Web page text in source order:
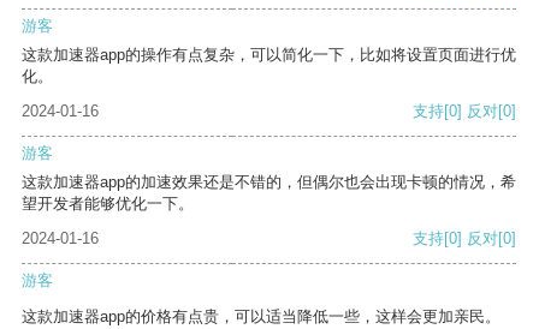
游客
这款加速器app的操作有点复杂，可以简化一下，比如将设置页面进行优
化。
2024-01-16
支持[0] 反对[0]
游客
这款加速器app的加速效果还是不错的，但偶尔也会出现卡顿的情况，希
望开发者能够优化一下。
2024-01-16
支持[0] 反对[0]
游客
这款加速器app的价格有点贵，可以适当降低一些，这样会更加亲民。